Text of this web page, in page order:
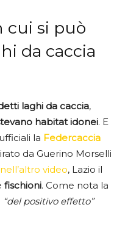
cui si può
da caccia
laghi da caccia,
habitat idonei. E
la Federcaccia
da Guerino Morselli
nell’altro video, Lazio il
fischioni. Come nota la
“del positivo effetto”